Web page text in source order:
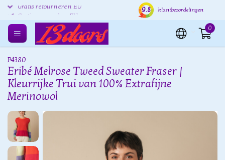
Gratis retourneren EU Verzending binnen 24 uur
9.8 klantbeoordelingen
0
P4380
Eribé Melrose Tweed Sweater Fraser |
Kleurrijke Trui van 100% Extrafijne
Merinowol